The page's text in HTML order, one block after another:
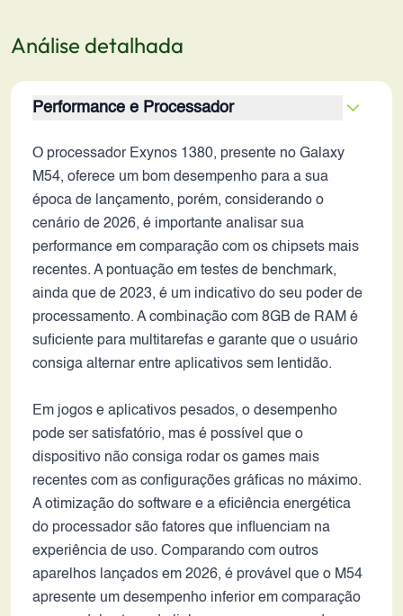
Análise detalhada
Performance e Processador
O processador Exynos 1380, presente no Galaxy
M54, oferece um bom desempenho para a sua
época de lançamento, porém, considerando o
cenário de 2026, é importante analisar sua
performance em comparação com os chipsets mais
recentes. A pontuação em testes de benchmark,
ainda que de 2023, é um indicativo do seu poder de
processamento. A combinação com 8GB de RAM é
suficiente para multitarefas e garante que o usuário
consiga alternar entre aplicativos sem lentidão.
Em jogos e aplicativos pesados, o desempenho
pode ser satisfatório, mas é possível que o
dispositivo não consiga rodar os games mais
recentes com as configurações gráficas no máximo.
A otimização do software e a eficiência energética
do processador são fatores que influenciam na
experiência de uso. Comparando com outros
aparelhos lançados em 2026, é provável que o M54
apresente um desempenho inferior em comparação